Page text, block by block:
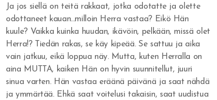
Ja jos siellä on teitä rakkaat, jotka odotatte ja olette
odottaneet kauan...milloin Herra vastaa? Eikö Hän
kuule? Vaikka kuinka huudan, ikävöin, pelkään, missä olet
Herra!? Tiedän rakas, se käy kipeää. Se sattuu ja aika
vain jatkuu, eikä loppua näy. Mutta, kuten Herralla on
aina MUTTA, kaiken Hän on hyvin suunnitellut, juuri
sinua varten. Hän vastaa eräänä päivänä ja saat nähdä
ja ymmärtää. Ehkä saat voitelusi takaisin, saat uudistua
Vakavasti Herran
Inhimillisyyden ansa
Voitto Hengessä
Olenko Totuudessa?
Uskottomuus